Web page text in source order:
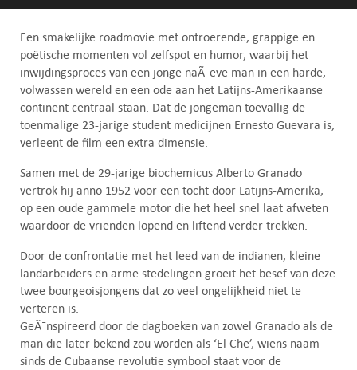
Een smakelijke roadmovie met ontroerende, grappige en
poëtische momenten vol zelfspot en humor, waarbij het
inwijdingsproces van een jonge naÃ¯eve man in een harde,
volwassen wereld en een ode aan het Latijns-Amerikaanse
continent centraal staan. Dat de jongeman toevallig de
toenmalige 23-jarige student medicijnen Ernesto Guevara is,
verleent de film een extra dimensie.
Samen met de 29-jarige biochemicus Alberto Granado
vertrok hij anno 1952 voor een tocht door Latijns-Amerika,
op een oude gammele motor die het heel snel laat afweten
waardoor de vrienden lopend en liftend verder trekken.
Door de confrontatie met het leed van de indianen, kleine
landarbeiders en arme stedelingen groeit het besef van deze
twee bourgeoisjongens dat zo veel ongelijkheid niet te
verteren is.
GeÃ¯nspireerd door de dagboeken van zowel Granado als de
man die later bekend zou worden als ‘El Che’, wiens naam
sinds de Cubaanse revolutie symbool staat voor de